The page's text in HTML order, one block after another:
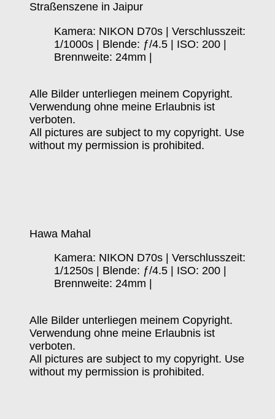
Straßenszene in Jaipur
Kamera: NIKON D70s | Verschlusszeit:
1/1000s | Blende: ƒ/4.5 | ISO: 200 |
Brennweite: 24mm |
Alle Bilder unterliegen meinem Copyright.
Verwendung ohne meine Erlaubnis ist
verboten.
All pictures are subject to my copyright. Use
without my permission is prohibited.
Hawa Mahal
Kamera: NIKON D70s | Verschlusszeit:
1/1250s | Blende: ƒ/4.5 | ISO: 200 |
Brennweite: 24mm |
Alle Bilder unterliegen meinem Copyright.
Verwendung ohne meine Erlaubnis ist
verboten.
All pictures are subject to my copyright. Use
without my permission is prohibited.